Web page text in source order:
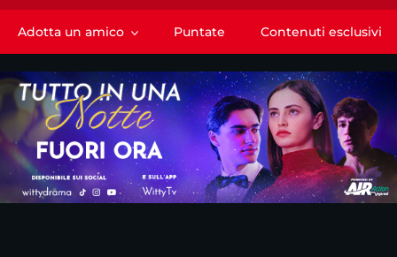
Adotta un amico Puntate Contenuti esclusivi